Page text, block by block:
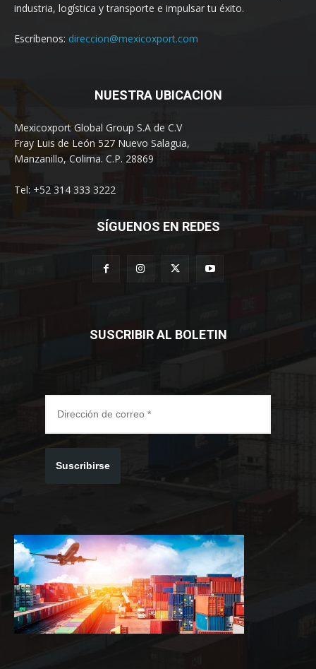
industria, logística y transporte e impulsar tu éxito.
Escríbenos: direccion@mexicoxport.com
NUESTRA UBICACION
Mexicoxport Global Group S.A de C.V
Fray Luis de León 527 Nuevo Salagua,
Manzanillo, Colima. C.P. 28869
Tel: +52 314 333 3222
SÍGUENOS EN REDES
SUSCRIBIR AL BOLETIN
Suscribirse